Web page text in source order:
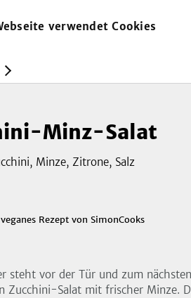
verwendet Cookies
Minz-Salat
Minze, Zitrone, Salz
veganes Rezept von SimonCooks
steht vor der Tür und zum
Zucchini-Salat mit frischer Minze.